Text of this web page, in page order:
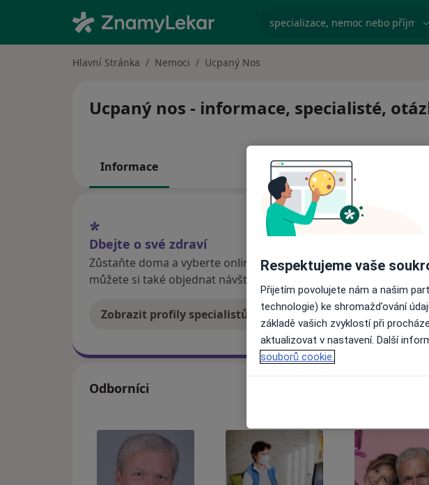
specializace, nemoc nebo
Hlavní Stránka Nemoci Ucpaný Nos
Ucpaný nos - informace, specialisté,
Informace
Dbejte o své zdraví
Zůstaňte doma a vyberte online konzultaci pro zahájení nebo
můžete si také objednat návštěvu v ordinaci.
Zobrazit profily specialistů Jak to funguje?
Odborníci
Respektujeme vaše
Přijetím povolujete nám a našim
technologie) ke shromažďování
základě vašich zvyklostí při
aktualizovat v nastavení. Další
souborů cookie.